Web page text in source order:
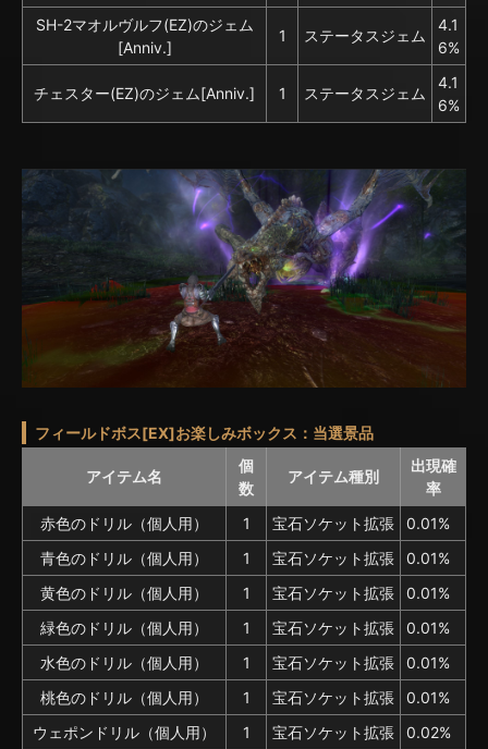
SH-2マオルヴルフ(EZ)のジェム
[Anniv.]
1 ステータスジェム
4.1
6%
チェスター(EZ)のジェム[Anniv.] 1 ステータスジェム
4.1
6%
フィールドボス[EX]お楽しみボックス：当選景品
アイテム名
個
数
アイテム種別
出現確
率
赤色のドリル（個人用）
1 宝石ソケット拡張
0.01%
青色のドリル（個人用）
1 宝石ソケット拡張
0.01%
黄色のドリル（個人用）
1 宝石ソケット拡張
0.01%
緑色のドリル（個人用）
1 宝石ソケット拡張
0.01%
水色のドリル（個人用）
1 宝石ソケット拡張
0.01%
桃色のドリル（個人用）
1 宝石ソケット拡張
0.01%
ウェポンドリル（個人用）
1 宝石ソケット拡張
0.02%